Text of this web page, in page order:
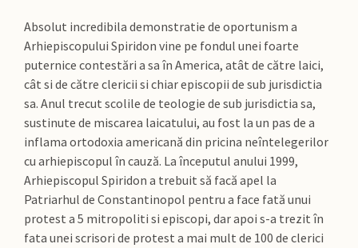
Absolut incredibila demonstratie de oportunism a
Arhiepiscopului Spiridon vine pe fondul unei foarte
puternice contestări a sa în America, atât de către laici,
cât si de către clericii si chiar episcopii de sub jurisdictia
sa. Anul trecut scolile de teologie de sub jurisdictia sa,
sustinute de miscarea laicatului, au fost la un pas de a
inflama ortodoxia americană din pricina neîntelegerilor
cu arhiepiscopul în cauză. La începutul anului 1999,
Arhiepiscopul Spiridon a trebuit să facă apel la
Patriarhul de Constantinopol pentru a face fată unui
protest a 5 mitropoliti si episcopi, dar apoi s-a trezit în
fata unei scrisori de protest a mai mult de 100 de clerici